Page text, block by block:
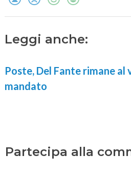
Leggi anche:
Poste, Del Fante rimane
mandato
Partecipa alla